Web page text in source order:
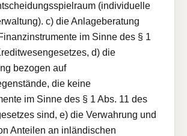
(individuelle
c) die Anlageberatung
im Sinne des § 1
d) die
bezogen auf
die keine
im Sinne des § 1 Abs. 11 des
sind, e) die Verwahrung und
Anteilen an inländischen